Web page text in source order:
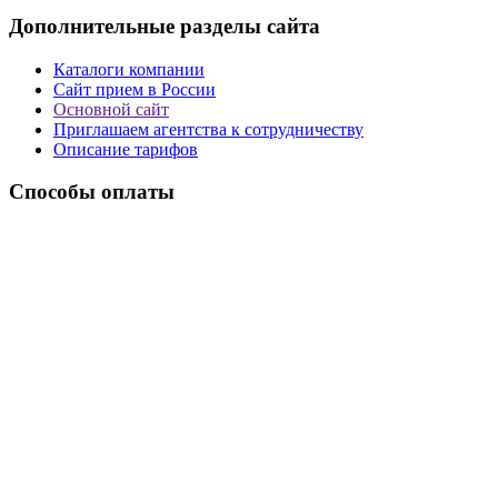
Дополнительные разделы сайта
Каталоги компании
Сайт прием в России
Основной сайт
Приглашаем агентства к сотрудничеству
Описание тарифов
Способы оплаты